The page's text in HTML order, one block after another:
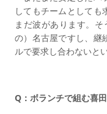
してもチームとしても
まだ波があります。
の）名古屋ですし、継
ルで要求し合わないと
Q：ボランチで組む喜